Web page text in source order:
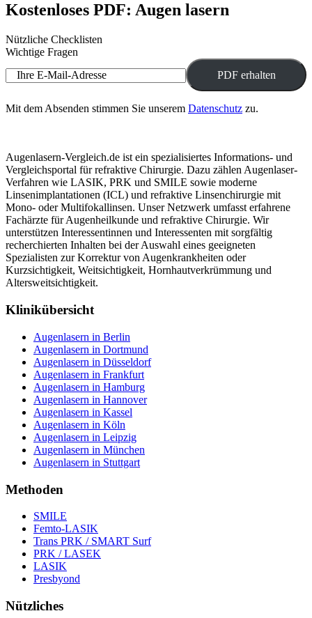
Kostenloses PDF: Augen lasern
Nützliche Checklisten
Wichtige Fragen
Ihre E-Mail-Adresse
Mit dem Absenden stimmen Sie unserem Datenschutz zu.
Augenlasern-Vergleich.de ist ein spezialisiertes Informations- und
Vergleichsportal für refraktive Chirurgie. Dazu zählen Augenlaser-
Verfahren wie LASIK, PRK und SMILE sowie moderne
Linsenimplantationen (ICL) und refraktive Linsenchirurgie mit
Mono- oder Multifokallinsen. Unser Netzwerk umfasst erfahrene
Fachärzte für Augenheilkunde und refraktive Chirurgie. Wir
unterstützen Interessentinnen und Interessenten mit sorgfältig
recherchierten Inhalten bei der Auswahl eines geeigneten
Spezialisten zur Korrektur von Augenkrankheiten oder
Kurzsichtigkeit, Weitsichtigkeit, Hornhautverkrümmung und
Altersweitsichtigkeit.
Klinikübersicht
Augenlasern in Berlin
Augenlasern in Dortmund
Augenlasern in Düsseldorf
Augenlasern in Frankfurt
Augenlasern in Hamburg
Augenlasern in Hannover
Augenlasern in Kassel
Augenlasern in Köln
Augenlasern in Leipzig
Augenlasern in München
Augenlasern in Stuttgart
Methoden
SMILE
Femto-LASIK
Trans PRK / SMART Surf
PRK / LASEK
LASIK
Presbyond
Nützliches